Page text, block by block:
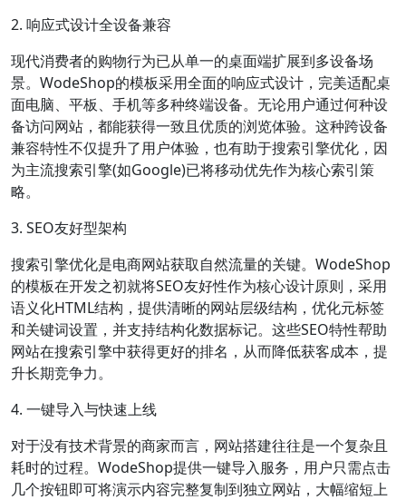
2. 响应式设计全设备兼容
现代消费者的购物行为已从单一的桌面端扩展到多设备场
景。WodeShop的模板采用全面的响应式设计，完美适配桌
面电脑、平板、手机等多种终端设备。无论用户通过何种设
备访问网站，都能获得一致且优质的浏览体验。这种跨设备
兼容特性不仅提升了用户体验，也有助于搜索引擎优化，因
为主流搜索引擎(如Google)已将移动优先作为核心索引策
略。
3. SEO友好型架构
搜索引擎优化是电商网站获取自然流量的关键。WodeShop
的模板在开发之初就将SEO友好性作为核心设计原则，采用
语义化HTML结构，提供清晰的网站层级结构，优化元标签
和关键词设置，并支持结构化数据标记。这些SEO特性帮助
网站在搜索引擎中获得更好的排名，从而降低获客成本，提
升长期竞争力。
4. 一键导入与快速上线
对于没有技术背景的商家而言，网站搭建往往是一个复杂且
耗时的过程。WodeShop提供一键导入服务，用户只需点击
几个按钮即可将演示内容完整复制到独立网站，大幅缩短上